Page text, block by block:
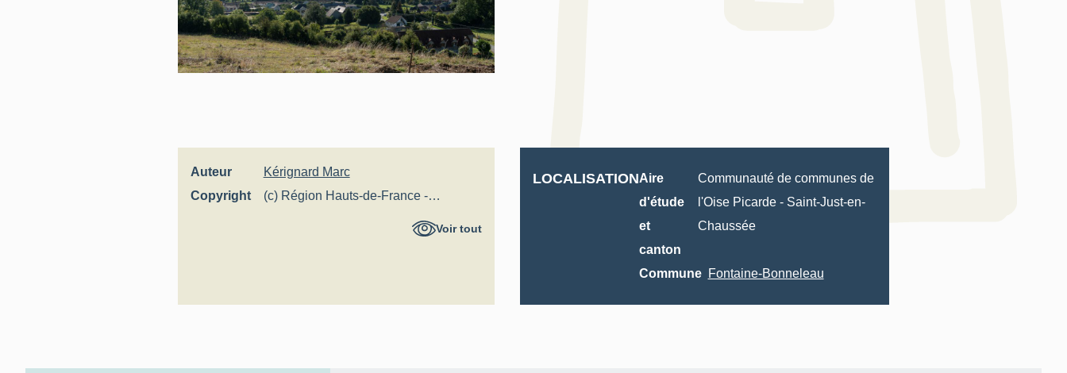
Auteur
Kérignard Marc
Copyright
(c) Région Hauts-de-France -
Voir tout
LOCALISATIONAire
d'étude
et
canton
Communauté de communes de
l'Oise Picarde - Saint-Just-en-
Chaussée
Commune Fontaine-Bonneleau